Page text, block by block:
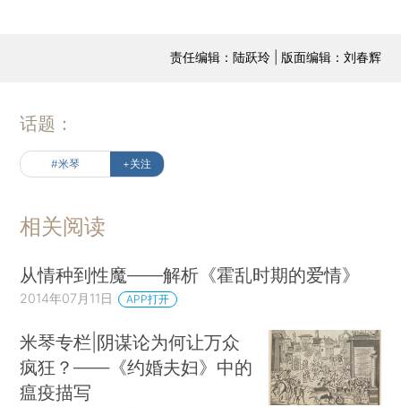
责任编辑：陆跃玲 | 版面编辑：刘春辉
话题：
#米琴 +关注
相关阅读
从情种到性魔——解析《霍乱时期的爱情》
2014年07月11日 APP打开
米琴专栏|阴谋论为何让万众
疯狂？——《约婚夫妇》中的
瘟疫描写